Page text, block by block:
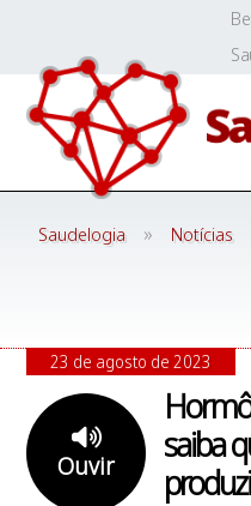
content
Saudelogia » Notícias
saiba
Ouvir
23 de agosto de 2023